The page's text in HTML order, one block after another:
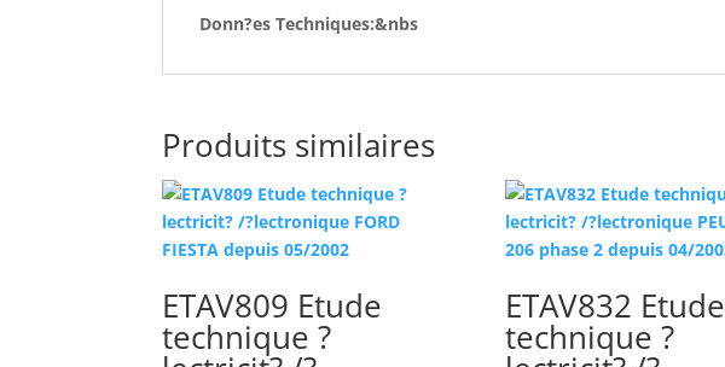
Donn?es Techniques:&nbs
Produits similaires
ETAV809 Etude
technique ?
ETAV832 Etude
technique ?